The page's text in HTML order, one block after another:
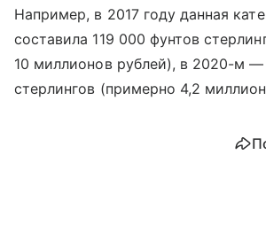
Например, в 2017 году данная
составила 119 000 фунтов
10 миллионов рублей), в 2020-м
стерлингов (примерно 4,2